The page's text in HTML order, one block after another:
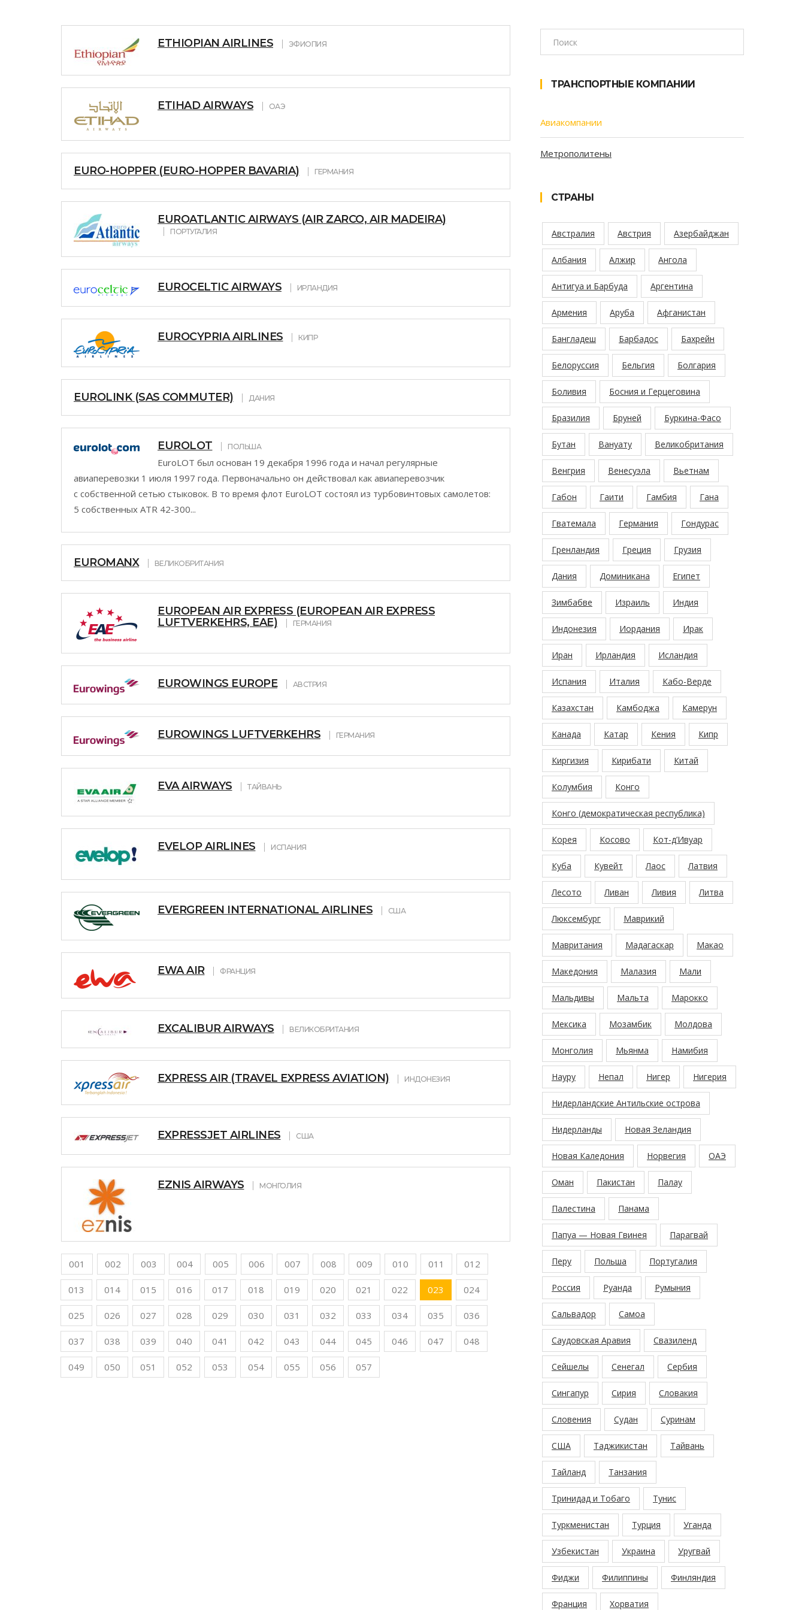
ETHIOPIAN AIRLINES ЭФИОПИЯ
ETIHAD AIRWAYS ОАЭ
EURO-HOPPER (EURO-HOPPER BAVARIA) ГЕРМАНИЯ
EUROATLANTIC AIRWAYS (AIR ZARCO, AIR MADEIRA)
ПОРТУГАЛИЯ
EUROCELTIC AIRWAYS ИРЛАНДИЯ
EUROCYPRIA AIRLINES КИПР
EUROLINK (SAS COMMUTER) ДАНИЯ
EUROLOT ПОЛЬША
EuroLOT был основан 19 декабря 1996 года и начал регулярные
авиаперевозки 1 июля 1997 года. Первоначально он действовал как авиаперевозчик
с собственной сетью стыковок. В то время флот EuroLOT состоял из турбовинтовых самолетов:
5 собственных ATR 42-300...
EUROMANX ВЕЛИКОБРИТАНИЯ
EUROPEAN AIR EXPRESS (EUROPEAN AIR EXPRESS
LUFTVERKEHRS, EAE)
ГЕРМАНИЯ
EUROWINGS EUROPE АВСТРИЯ
EUROWINGS LUFTVERKEHRS ГЕРМАНИЯ
EVA AIRWAYS ТАЙВАНЬ
EVELOP AIRLINES ИСПАНИЯ
EVERGREEN INTERNATIONAL AIRLINES США
EWA AIR ФРАНЦИЯ
EXCALIBUR AIRWAYS ВЕЛИКОБРИТАНИЯ
EXPRESS AIR (TRAVEL EXPRESS AVIATION) ИНДОНЕЗИЯ
EXPRESSJET AIRLINES США
EZNIS AIRWAYS МОНГОЛИЯ
001 002 003 004 005 006 007 008 009 010 011 012
013 014 015 016 017 018 019 020 021 022 023 024
025 026 027 028 029 030 031 032 033 034 035 036
037 038 039 040 041 042 043 044 045 046 047 048
049 050 051 052 053 054 055 056 057
ТРАНСПОРТНЫЕ КОМПАНИИ
Авиакомпании
Метрополитены
СТРАНЫ
Австралия Австрия Азербайджан
Албания Алжир Ангола
Антигуа и Барбуда Аргентина
Армения Аруба Афганистан
Бангладеш Барбадос Бахрейн
Белоруссия Бельгия Болгария
Боливия Босния и Герцеговина
Бразилия Бруней Буркина-Фасо
Бутан Вануату Великобритания
Венгрия Венесуэла Вьетнам
Габон Гаити Гамбия Гана
Гватемала Германия Гондурас
Гренландия Греция Грузия
Дания Доминикана Египет
Зимбабве Израиль Индия
Индонезия Иордания Ирак
Иран Ирландия Исландия
Испания Италия Кабо-Верде
Казахстан Камбоджа Камерун
Канада Катар Кения Кипр
Киргизия Кирибати Китай
Колумбия Конго
Конго (демократическая республика)
Корея Косово Кот-д’Ивуар
Куба Кувейт Лаос Латвия
Лесото Ливан Ливия Литва
Люксембург Маврикий
Мавритания Мадагаскар Макао
Македония Малазия Мали
Мальдивы Мальта Марокко
Мексика Мозамбик Молдова
Монголия Мьянма Намибия
Науру Непал Нигер Нигерия
Нидерландские Антильские острова
Нидерланды Новая Зеландия
Новая Каледония Норвегия ОАЭ
Оман Пакистан Палау
Палестина Панама
Папуа — Новая Гвинея Парагвай
Перу Польша Португалия
Россия Руанда Румыния
Сальвадор Самоа
Саудовская Аравия Свазиленд
Сейшелы Сенегал Сербия
Сингапур Сирия Словакия
Словения Судан Суринам
США Таджикистан Тайвань
Тайланд Танзания
Тринидад и Тобаго Тунис
Туркменистан Турция Уганда
Узбекистан Украина Уругвай
Фиджи Филиппины Финляндия
Франция Хорватия